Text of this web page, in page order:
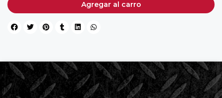
Agregar al carro